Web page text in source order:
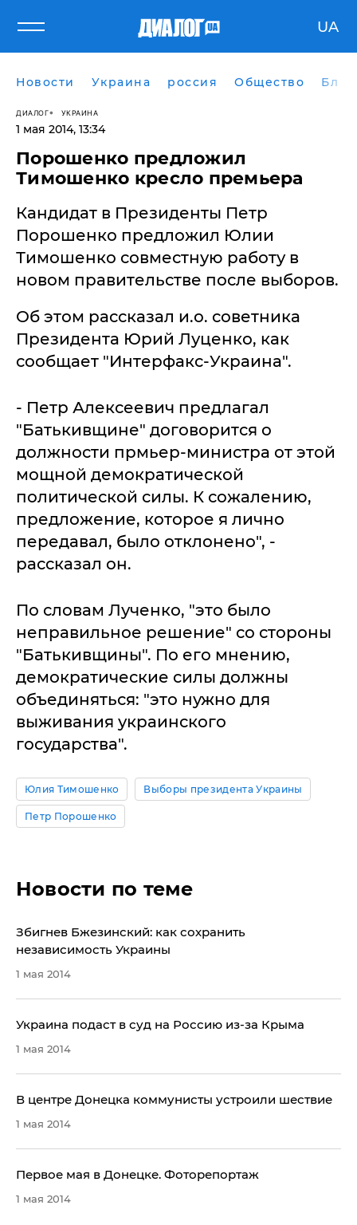
UA
Новости Украина россия Общество
ДИАЛОГ УКРАИНА
1 мая 2014, 13:34
Порошенко предложил
Тимошенко кресло премьера
Кандидат в Президенты Петр
Порошенко предложил Юлии
Тимошенко совместную работу в
новом правительстве после выборов.
Об этом рассказал и.о. советника
Президента Юрий Луценко, как
сообщает "Интерфакс-Украина".
- Петр Алексеевич предлагал
"Батькивщине" договорится о
должности прмьер-министра от этой
мощной демократической
политической силы. К сожалению,
предложение, которое я лично
передавал, было отклонено", -
рассказал он.
По словам Лученко, "это было
неправильное решение" со стороны
"Батькивщины". По его мнению,
демократические силы должны
объединяться: "это нужно для
выживания украинского
государства".
Юлия Тимошенко Выборы президента Украины
Петр Порошенко
Новости по теме
Збигнев Бжезинский: как сохранить
независимость Украины
1 мая 2014
Украина подаст в суд на Россию из-за Крыма
1 мая 2014
В центре Донецка коммунисты устроили шествие
1 мая 2014
Первое мая в Донецке. Фоторепортаж
1 мая 2014